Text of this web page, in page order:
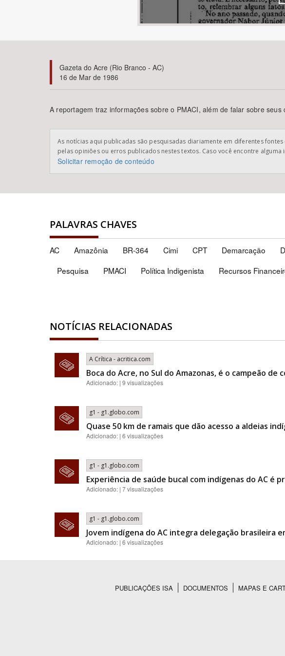
Gazeta do Acre (Rio Branco - AC)
16 de Mar de 1986
A reportagem traz informações sobre o PMACI, além de falar sobre
As notícias aqui publicadas são pesquisadas diariamente em diferentes
pelas opiniões ou erros publicados nestes textos. Caso você encontre
Solicitar remoção de conteúdo
PALAVRAS CHAVES
AC Amazônia BR-364 Cimi CPT Demarcação
Pesquisa
PMACI Política Indigenista Recursos
NOTÍCIAS RELACIONADAS
A Crítica - acritica.com
Boca do Acre, no Sul do Amazonas, é o campeão de
Adicionado: | 9 visualizações
g1 - g1.globo.com
Quase 50 km de ramais que dão acesso a aldeias
Adicionado: | 6 visualizações
g1 - g1.globo.com
Experiência de saúde bucal com indígenas do AC é
Adicionado: | 7 visualizações
g1 - g1.globo.com
Jovem indígena do AC integra delegação brasileira
Adicionado: | 6 visualizações
PUBLICAÇÕES ISA DOCUMENTOS MAPAS E